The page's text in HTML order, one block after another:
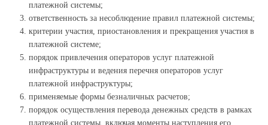
платежной системы;
ответственность за несоблюдение правил платежной системы;
критерии участия, приостановления и прекращения участия в
платежной системе;
порядок привлечения операторов услуг платежной
инфраструктуры и ведения перечня операторов услуг
платежной инфраструктуры;
применяемые формы безналичных расчетов;
порядок осуществления перевода денежных средств в рамках
платежной системы, включая моменты наступления его